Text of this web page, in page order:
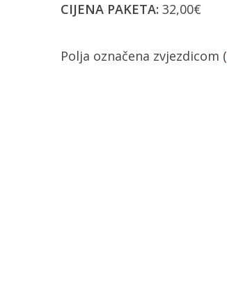
CIJENA PAKETA: 32,00€
Polja označena zvjezdicom (